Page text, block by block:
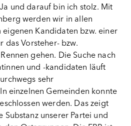
Ja und darauf bin ich stolz. Mit
werden wir in allen
Kandidaten bzw. einer
das Vorsteher- bzw.
gehen. Die Suche nach
und -kandidaten läuft
sehr
einzelnen Gemeinden konnte
werden. Das zeigt
unserer Partei und